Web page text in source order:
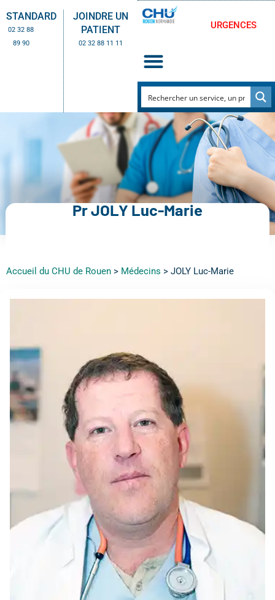
STANDARD
02 32 88
89 90
JOINDRE UN
PATIENT
02 32 88 11 11
URGENCES
Pr JOLY Luc-Marie
Accueil du CHU de Rouen > Médecins > JOLY Luc-Marie